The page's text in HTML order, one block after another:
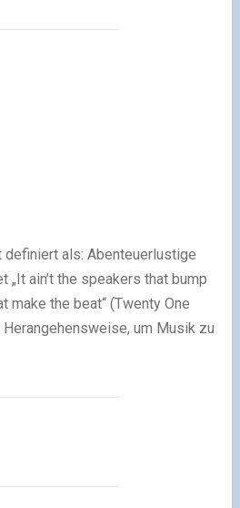
als: Abenteuerlustige
„It ain’t the speakers that bump
make the beat“ (Twenty One
um Musik zu